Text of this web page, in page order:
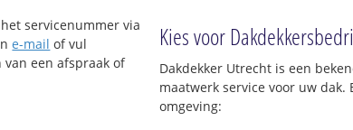
servicenummer via
e-mail of vul
een afspraak of
Kies voor
Dakdekker Utrecht is een
maatwerk service voor uw dak.
omgeving: